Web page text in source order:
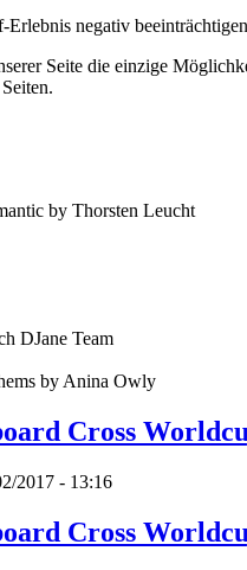
negativ
Seite die einzige
by Thorsten Leucht
DJane Team
by Anina Owly
Cross
2017 - 13:16
Cross